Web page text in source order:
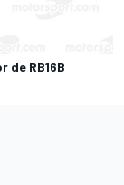
de RB16B